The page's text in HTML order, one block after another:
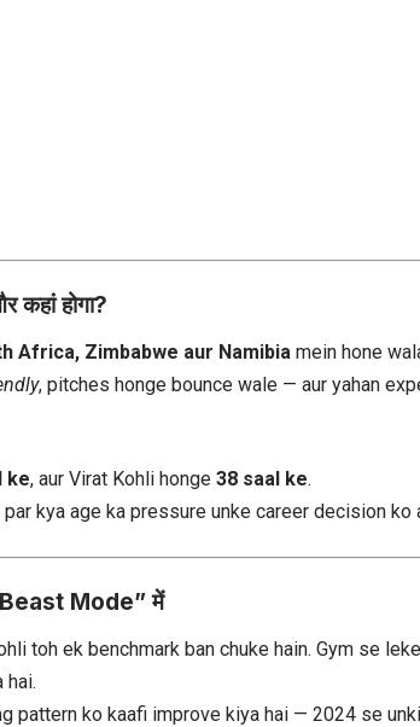
होगा?
Africa, Zimbabwe aur Namibia mein hone
, pitches honge bounce wale — aur yahan
ke, aur Virat Kohli honge 38 saal ke.
kya age ka pressure unke career decision ko
Mode” में
toh ek benchmark ban chuke hain. Gym se
hai.
pattern ko kaafi improve kiya hai — 2024 se